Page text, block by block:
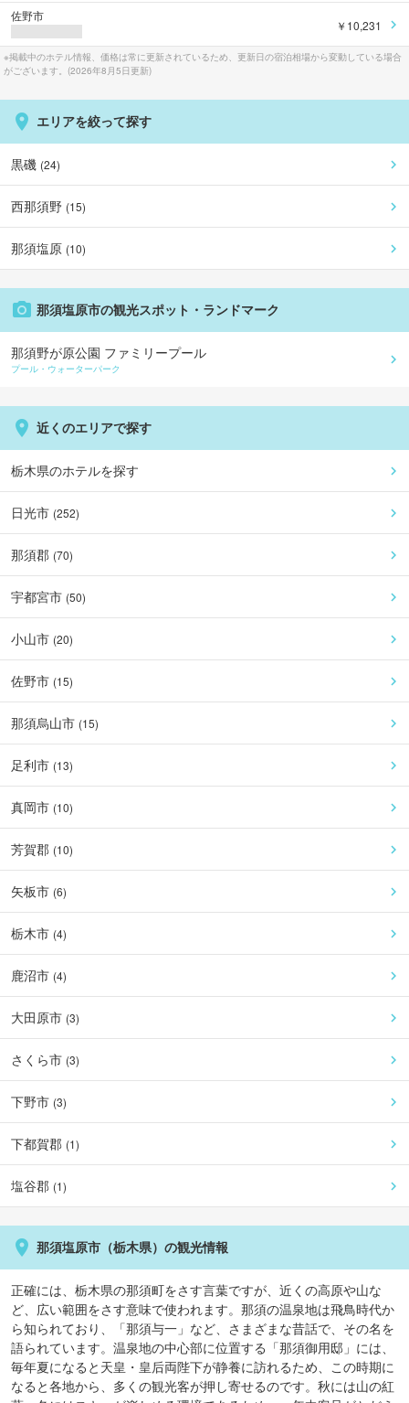
佐野市
￥10,231
※掲載中のホテル情報、価格は常に更新されているため、更新日の宿泊相場から変動している場合
がございます。(2026年8月5日更新)
エリアを絞って探す
黒磯 (24)
西那須野 (15)
那須塩原 (10)
那須塩原市の観光スポット・ランドマーク
那須野が原公園 ファミリープール
プール・ウォーターパーク
近くのエリアで探す
栃木県のホテルを探す
日光市 (252)
那須郡 (70)
宇都宮市 (50)
小山市 (20)
佐野市 (15)
那須烏山市 (15)
足利市 (13)
真岡市 (10)
芳賀郡 (10)
矢板市 (6)
栃木市 (4)
鹿沼市 (4)
大田原市 (3)
さくら市 (3)
下野市 (3)
下都賀郡 (1)
塩谷郡 (1)
那須塩原市 （栃木県）の観光情報
正確には、栃木県の那須町をさす言葉ですが、近くの高原や山な
ど、広い範囲をさす意味で使われます。那須の温泉地は飛鳥時代か
ら知られており、「那須与一」など、さまざまな昔話で、その名を
語られています。温泉地の中心部に位置する「那須御用邸」には、
毎年夏になると天皇・皇后両陛下が静養に訪れるため、この時期に
なると各地から、多くの観光客が押し寄せるのです。秋には山の紅